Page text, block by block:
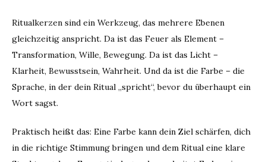
Ritualkerzen sind ein Werkzeug, das mehrere Ebenen
gleichzeitig anspricht. Da ist das Feuer als Element –
Transformation, Wille, Bewegung. Da ist das Licht –
Klarheit, Bewusstsein, Wahrheit. Und da ist die Farbe – die
Sprache, in der dein Ritual „spricht“, bevor du überhaupt ein
Wort sagst.
Praktisch heißt das: Eine Farbe kann dein Ziel schärfen, dich
in die richtige Stimmung bringen und dem Ritual eine klare